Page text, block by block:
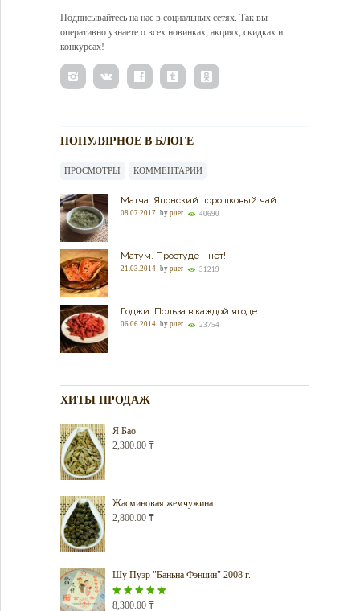
Подписывайтесь на нас в социальных сетях. Так вы
оперативно узнаете о всех новинках, акциях, скидках и
конкурсах!
ПОПУЛЯРНОЕ В БЛОГЕ
ПРОСМОТРЫ КОММЕНТАРИИ
Матча. Японский порошковый чай
08.07.2017 by puer 40690
Матум. Простуде - нет!
21.03.2014 by puer 31219
Годжи. Польза в каждой ягоде
06.06.2014 by puer 23754
ХИТЫ ПРОДАЖ
Я Бао
2,300.00 ₸
Жасминовая жемчужина
2,800.00 ₸
Шу Пуэр "Баньна Фэнцин" 2008 г.
Оценка5.00
8,300.00 ₸